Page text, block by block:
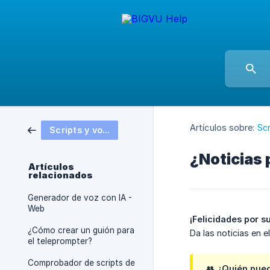
Scripts y voz de IA
Artículos
relacionados
Generador de voz con IA -
Web
¿Cómo crear un guión para
el teleprompter?
Comprobador de scripts de
Artículos sobre:
¿Noticias
¡Felicidades por
Da las noticias en